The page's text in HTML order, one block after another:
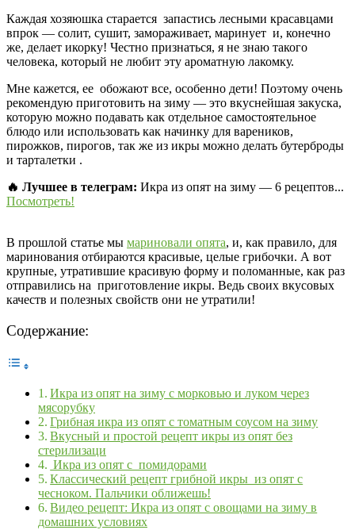
Каждая хозяюшка старается запастись лесными красавцами
впрок — солит, сушит, замораживает, маринует и, конечно
же, делает икорку! Честно признаться, я не знаю такого
человека, который не любит эту ароматную лакомку.
Мне кажется, ее обожают все, особенно дети! Поэтому очень
рекомендую приготовить на зиму — это вкуснейшая закуска,
которую можно подавать как отдельное самостоятельное
блюдо или использовать как начинку для вареников,
пирожков, пирогов, так же из икры можно делать бутерброды
и тарталетки .
🔥 Лучшее в телеграм: Икра из опят на зиму — 6 рецептов...
Посмотреть!
В прошлой статье мы мариновали опята, и, как правило, для
маринования отбираются красивые, целые грибочки. А вот
крупные, утратившие красивую форму и поломанные, как раз
отправились на приготовление икры. Ведь своих вкусовых
качеств и полезных свойств они не утратили!
Содержание:
Икра из опят на зиму с морковью и луком через
мясорубку
Грибная икра из опят с томатным соусом на зиму
Вкусный и простой рецепт икры из опят без
стерилизаци
Икра из опят с помидорами
Классический рецепт грибной икры из опят с
чесноком. Пальчики оближешь!
Видео рецепт: Икра из опят с овощами на зиму в
домашних условиях